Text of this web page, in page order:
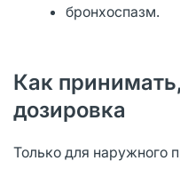
бронхоспазм.
Как
дозировка
Только для наружного